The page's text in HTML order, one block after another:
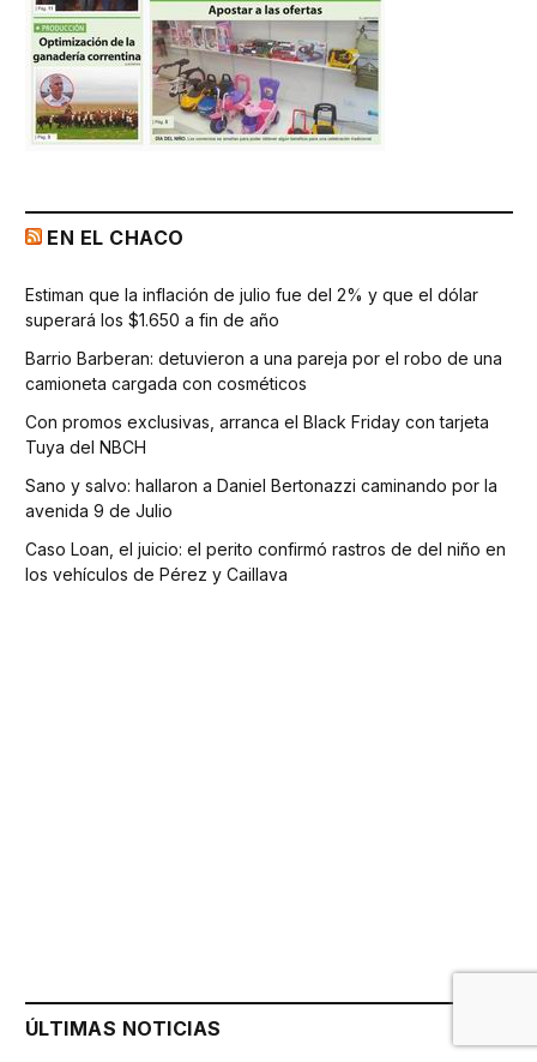
EN EL CHACO
Estiman que la inflación de julio fue del 2% y que el dólar
superará los $1.650 a fin de año
Barrio Barberan: detuvieron a una pareja por el robo de una
camioneta cargada con cosméticos
Con promos exclusivas, arranca el Black Friday con tarjeta
Tuya del NBCH
Sano y salvo: hallaron a Daniel Bertonazzi caminando por la
avenida 9 de Julio
Caso Loan, el juicio: el perito confirmó rastros de del niño en
los vehículos de Pérez y Caillava
ÚLTIMAS NOTICIAS